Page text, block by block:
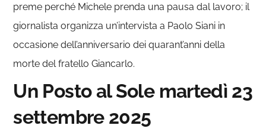
preme perché Michele prenda una pausa dal lavoro; il
giornalista organizza un’intervista a Paolo Siani in
occasione dell’anniversario dei quarant’anni della
morte del fratello Giancarlo.
Un Posto al Sole martedì 23
settembre 2025